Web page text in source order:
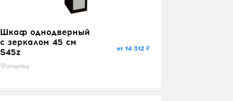
Шкаф однодверный
с зеркалом 45 см
S45z
"Рандеву"
от 14 312 ₽